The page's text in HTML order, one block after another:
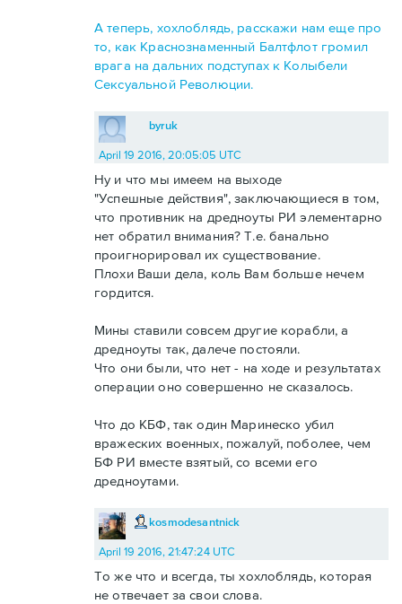
А теперь, хохлоблядь, расскажи нам еще про
то, как Краснознаменный Балтфлот громил
врага на дальних подступах к Колыбели
Сексуальной Революции.
byruk
April 19 2016, 20:05:05 UTC
Ну и что мы имеем на выходе
"Успешные действия", заключающиеся в том,
что противник на дредноуты РИ элементарно
нет обратил внимания? Т.е. банально
проигнорировал их существование.
Плохи Ваши дела, коль Вам больше нечем
гордится.
Мины ставили совсем другие корабли, а
дредноуты так, далече постояли.
Что они были, что нет - на ходе и результатах
операции оно совершенно не сказалось.
Что до КБФ, так один Маринеско убил
вражеских военных, пожалуй, поболее, чем
БФ РИ вместе взятый, со всеми его
дредноутами.
kosmodesantnick
April 19 2016, 21:47:24 UTC
То же что и всегда, ты хохлоблядь, которая
не отвечает за свои слова.